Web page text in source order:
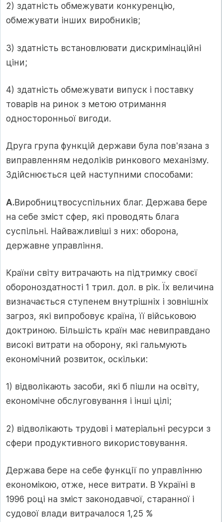
2) здатність обмежувати конкуренцію,
обмежувати інших виробників;
3) здатність встановлювати дискримінаційні
ціни;
4) здатність обмежувати випуск і поставку
товарів на ринок з метою отримання
односторонньої вигоди.
Друга група функцій держави була пов'язана з
виправленням недоліків ринкового механізму.
Здійснюється цей наступними способами:
А.Виробництвосуспільних благ. Держава бере
на себе зміст сфер, які проводять блага
суспільні. Найважливіші з них: оборона,
державне управління.
Країни світу витрачають на підтримку своєї
обороноздатності 1 трил. дол. в рік. Їх величина
визначається ступенем внутрішніх і зовнішніх
загроз, які випробовує країна, її військовою
доктриною. Більшість країн має невиправдано
високі витрати на оборону, які гальмують
економічний розвиток, оскільки:
1) відволікають засоби, які б пішли на освіту,
економічне обслуговування і інші цілі;
2) відволікають трудові і матеріальні ресурси з
сфери продуктивного використовування.
Держава бере на себе функції по управлінню
економікою, отже, несе витрати. В Україні в
1996 році на зміст законодавчої, старанної і
судової влади витрачалося 1,25 %